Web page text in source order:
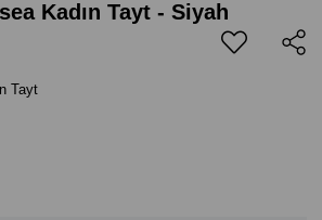
Kadın Tayt - Siyah
Tayt